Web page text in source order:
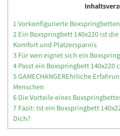
1 Vorkonfigurierte Boxspringbetten
2 Ein Boxspringbett 140x220 ist
Komfort und Platzersparnis
3 Für wen eignet sich ein
4 Passt ein Boxspringbett 140x220
5GAMECHANGEREhrliche
Menschen
6 Die Vorteile eines
7 Fazit: Ist ein Boxspringbett
Dich?